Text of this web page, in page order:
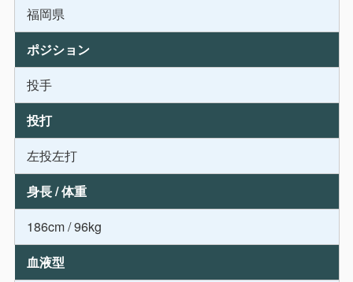
福岡県
ポジション
投手
投打
左投左打
身長 / 体重
186cm / 96kg
血液型